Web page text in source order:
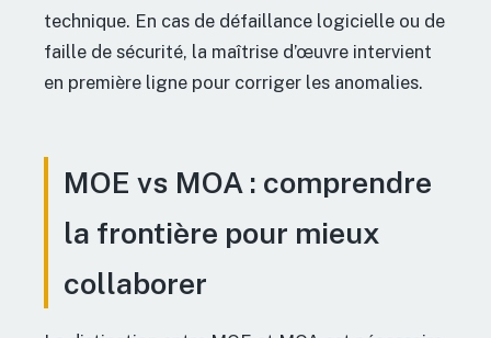
technique. En cas de défaillance logicielle ou de
faille de sécurité, la maîtrise d’œuvre intervient
en première ligne pour corriger les anomalies.
MOE vs MOA : comprendre
la frontière pour mieux
collaborer